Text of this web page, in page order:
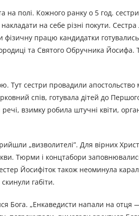
на полі. Кожного ранку о 5 год.
на себе різні покути. Сестра
працю кандидатки
та Святого Обручника Йосифа.
Тут сестри провадили апостольство
спів, готувала дітей до
взимку робила штучні квіти,
„визволителі”. Для вірних
Тюрми і концтабори
Йосифіток також неоминула
габіти.
Бога. „Енкаведисти напали на отця